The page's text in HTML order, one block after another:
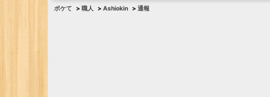
ボケて > 職人 > Ashiokin > 通報